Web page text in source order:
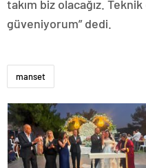
takım biz olacağız.
güveniyorum” dedi.
manset